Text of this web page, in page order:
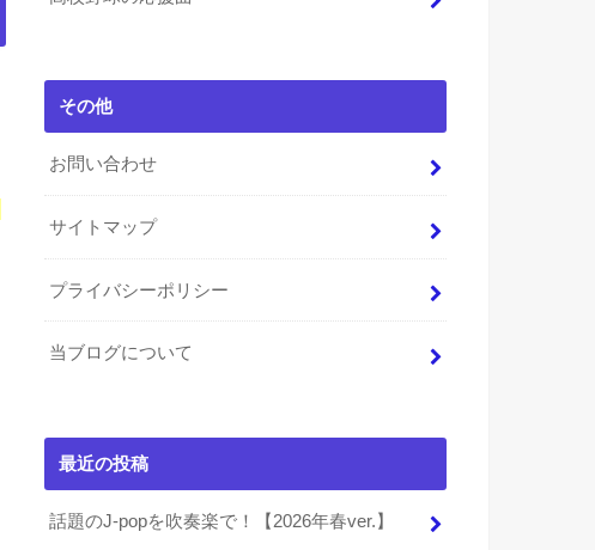
その他
お問い合わせ
サイトマップ
プライバシーポリシー
当ブログについて
最近の投稿
話題のJ-popを吹奏楽で！【2026年春ver.】